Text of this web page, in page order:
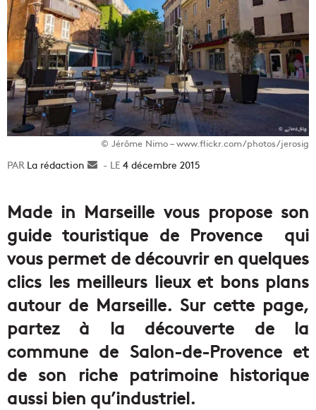
© Jérôme Nimo – www.flickr.com/photos/jerosig
La rédaction
Envoyer4 décembre 2015
Made in Marseille vous propose son
guide touristique de Provence qui
vous permet de découvrir en quelques
clics les meilleurs lieux et bons plans
autour de Marseille. Sur cette page,
partez à la découverte de la
commune de Salon-de-Provence et
de son riche patrimoine historique
aussi bien qu’industriel.